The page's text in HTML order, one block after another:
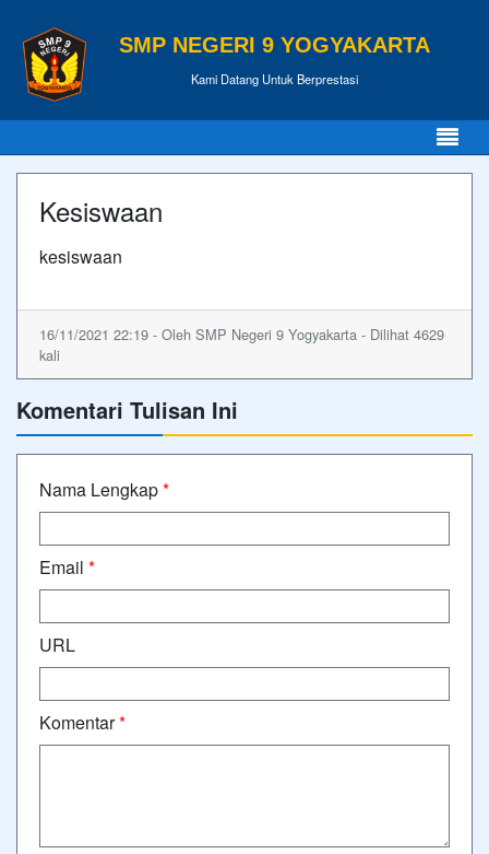
SMP NEGERI 9 YOGYAKARTA
Kami Datang Untuk Berprestasi
Kesiswaan
kesiswaan
16/11/2021 22:19 - Oleh SMP Negeri 9 Yogyakarta - Dilihat 4629
kali
Komentari Tulisan Ini
Nama Lengkap*
Email *
URL
Komentar*